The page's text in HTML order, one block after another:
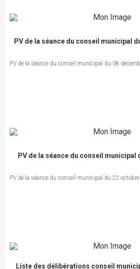
PV de la séance du conseil municipal
PV de la séance du conseil municipal du 08
PV de la séance du conseil municipal
PV de la séance du conseil municipal du 22
Liste des délibérations conseil